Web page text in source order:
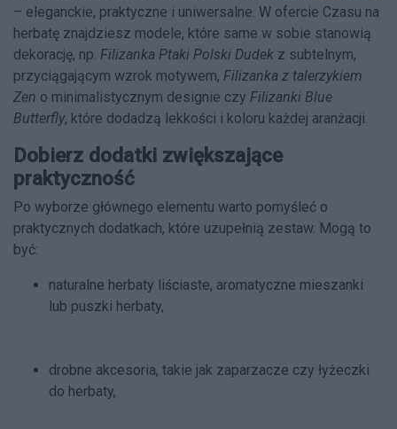
– eleganckie, praktyczne i uniwersalne. W ofercie Czasu na
herbatę znajdziesz modele, które same w sobie stanowią
dekorację, np. Filizanka Ptaki Polski Dudek z subtelnym,
przyciągającym wzrok motywem, Filizanka z talerzykiem
Zen o minimalistycznym designie czy Filizanki Blue
Butterfly, które dodadzą lekkości i koloru każdej aranżacji.
Dobierz dodatki zwiększające
praktyczność
Po wyborze głównego elementu warto pomyśleć o
praktycznych dodatkach, które uzupełnią zestaw. Mogą to
być:
naturalne herbaty liściaste, aromatyczne mieszanki
lub puszki herbaty,
drobne akcesoria, takie jak zaparzacze czy łyżeczki
do herbaty,